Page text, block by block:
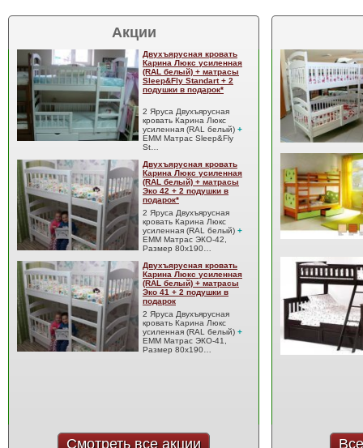
Акции
Двухъярусная кровать
Карина Люкс усиленная
(RAL белый) + матрасы
Sleep&Fly Standart + 2
подушки в подарок*
2 Яруса Двухъярусная
кровать Карина Люкс
усиленная (RAL белый) +
EMM Матрас Sleep&Fly
St…
Двухъярусная кровать
Карина Люкс усиленная
(RAL белый) + матрасы
Эко 42 + 2 подушки в
подарок*
2 Яруса Двухъярусная
кровать Карина Люкс
усиленная (RAL белый) +
EMM Матрас ЭКО-42,
Размер 80x190…
Двухъярусная кровать
Карина Люкс усиленная
(RAL белый) + матрасы
Эко 41 + 2 подушки в
подарок
2 Яруса Двухъярусная
кровать Карина Люкс
усиленная (RAL белый) +
EMM Матрас ЭКО-41,
Размер 80x190…
Смотреть все акции